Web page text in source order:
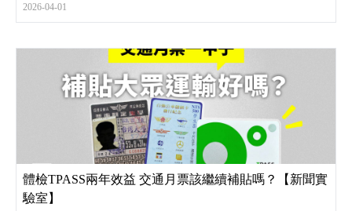
2026-04-01
體檢TPASS兩年效益 交通月票該繼續補貼嗎？【新聞實
驗室】